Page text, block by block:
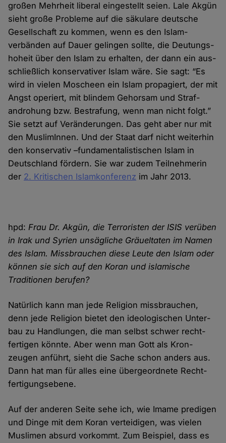
großen Mehrheit liberal einge­stellt seien. Lale Akgün
sieht große Probleme auf die säkulare deutsche
Gesellschaft zu kommen, wenn es den Islam­
verbänden auf Dauer gelingen sollte, die Deutungs­
hoheit über den Islam zu er­halten, der dann ein aus­
schließlich konservativer Islam wäre. Sie sagt: “Es
wird in vielen Moscheen ein Islam propagiert, der mit
Angst operiert, mit blindem Gehorsam und Straf­
androhung bzw. Bestrafung, wenn man nicht folgt.”
Sie setzt auf Veränderungen. Das geht aber nur mit
den MuslimInnen. Und der Staat darf nicht weiter­hin
den konser­vativ –funda­menta­listischen Islam in
Deutschland fördern. Sie war zudem Teil­nehmerin
der 2. Kritischen Islam­konferenz im Jahr 2013.
hpd:Frau Dr. Akgün, die Terroristen der ISIS verüben
in Irak und Syrien unsägliche Gräuel­taten im Namen
des Islam. Miss­brauchen diese Leute den Islam oder
können sie sich auf den Koran und islamische
Traditionen berufen?
Natürlich kann man jede Religion miss­brauchen,
denn jede Religion bietet den ideologischen Unter­
bau zu Handlungen, die man selbst schwer recht­
fertigen könnte. Aber wenn man Gott als Kron­
zeugen anführt, sieht die Sache schon anders aus.
Dann hat man für alles eine über­geordnete Recht­
fertigungs­ebene.
Auf der anderen Seite sehe ich, wie Imame predigen
und Dinge mit dem Koran ver­teidigen, was vielen
Muslimen absurd vor­kommt. Zum Beispiel, dass es